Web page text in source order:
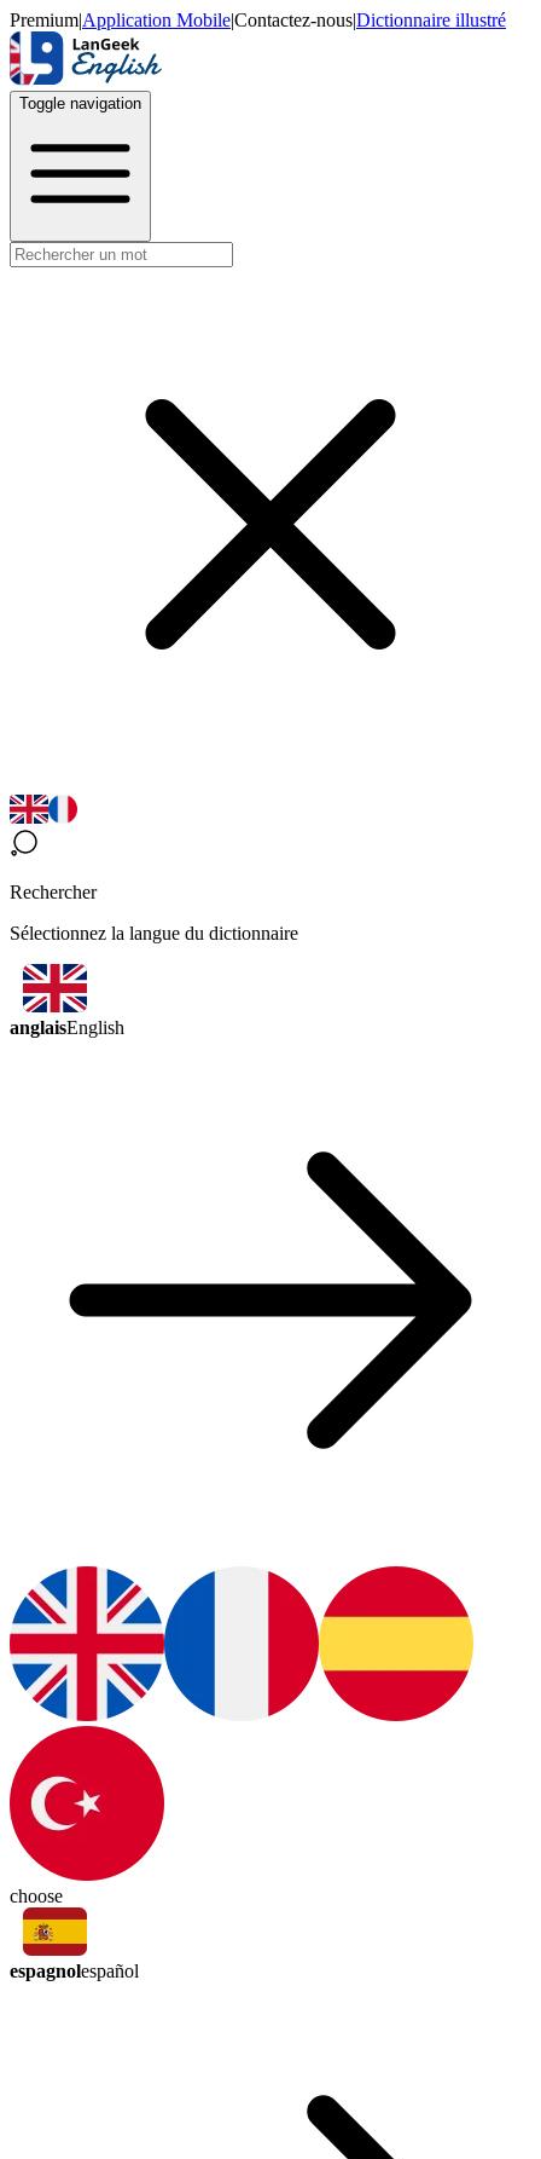
Premium|Application Mobile|Contactez-nous|Dictionnaire illustré
Toggle navigation
Rechercher
Sélectionnez la langue du dictionnaire
anglaisEnglish
choose
espagnolespañol